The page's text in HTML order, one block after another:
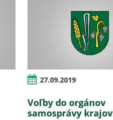
27.09.2019
Voľby do orgánov
samosprávy krajov